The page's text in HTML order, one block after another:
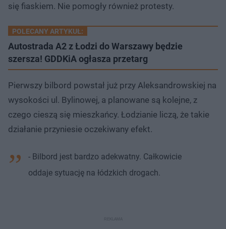
się fiaskiem. Nie pomogły również protesty.
POLECANY ARTYKUŁ:
Autostrada A2 z Łodzi do Warszawy będzie
szersza! GDDKiA ogłasza przetarg
Pierwszy bilbord powstał już przy Aleksandrowskiej na
wysokości ul. Bylinowej, a planowane są kolejne, z
czego cieszą się mieszkańcy. Łodzianie liczą, że takie
działanie przyniesie oczekiwany efekt.
- Bilbord jest bardzo adekwatny. Całkowicie
oddaje sytuację na łódzkich drogach.